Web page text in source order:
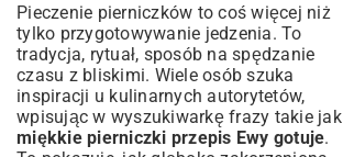
Pieczenie pierniczków to coś więcej niż
tylko przygotowywanie jedzenia. To
tradycja, rytuał, sposób na spędzanie
czasu z bliskimi. Wiele osób szuka
inspiracji u kulinarnych autorytetów,
wpisując w wyszukiwarkę frazy takie jak
miękkie pierniczki przepis Ewy gotuje.